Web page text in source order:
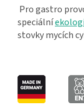
Pro gastro
speciální
stovky mycích